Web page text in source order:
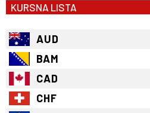
KURSNA LISTA
AUD
BAM
CAD
CHF